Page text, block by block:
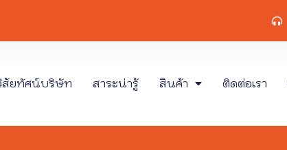
สัยทัศน์บริษัท สาระน่ารู้ สินค้า ติดต่อเรา